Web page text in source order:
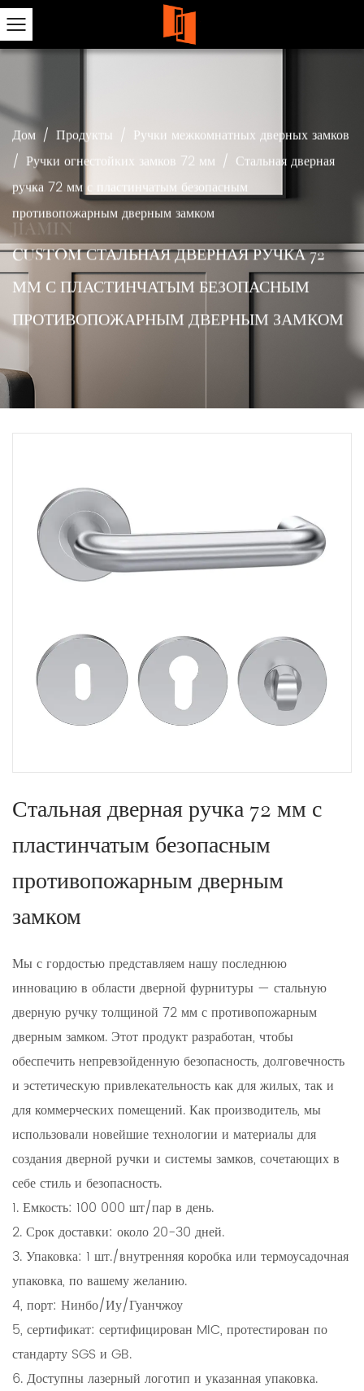
Дом / Продукты / Ручки межкомнатных дверных замков
/ Ручки огнестойких замков 72 мм / Стальная дверная
ручка 72 мм с пластинчатым безопасным
противопожарным дверным замком
CUSTOM СТАЛЬНАЯ ДВЕРНАЯ РУЧКА 72
ММ С ПЛАСТИНЧАТЫМ БЕЗОПАСНЫМ
ПРОТИВОПОЖАРНЫМ ДВЕРНЫМ ЗАМКОМ
Стальная дверная ручка 72 мм с
пластинчатым безопасным
противопожарным дверным
замком
Мы с гордостью представляем нашу последнюю
инновацию в области дверной фурнитуры — стальную
дверную ручку толщиной 72 мм с противопожарным
дверным замком. Этот продукт разработан, чтобы
обеспечить непревзойденную безопасность, долговечность
и эстетическую привлекательность как для жилых, так и
для коммерческих помещений. Как производитель, мы
использовали новейшие технологии и материалы для
создания дверной ручки и системы замков, сочетающих в
себе стиль и безопасность.
1. Емкость: 100 000 шт/пар в день.
2. Срок доставки: около 20-30 дней.
3. Упаковка: 1 шт./внутренняя коробка или термоусадочная
упаковка, по вашему желанию.
4, порт: Нинбо/Иу/Гуанчжоу
5, сертификат: сертифицирован MIC, протестирован по
стандарту SGS и GB.
6. Доступны лазерный логотип и указанная упаковка.